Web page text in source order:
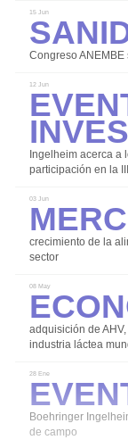
Salud y
15 Jun
Congreso
12 Jun
Ingelheim acerca a
participación en la
03 Jun
crecimiento de la
sector
08 May
adquisición de
industria láctea
28 Ene
Boehringer
de campo